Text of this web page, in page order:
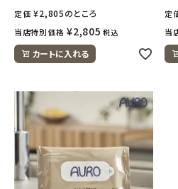
定価 ¥2,805のところ
当店特別価格 ¥2,805 税込
カートに入れる
定
当